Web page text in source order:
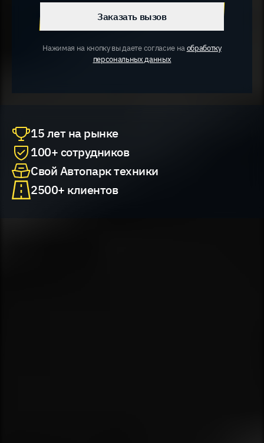
Заказать вызов
Нажимая на кнопку вы даете согласие наобработку
персональных данных
15 лет на рынке
100+ сотрудников
Свой Автопарк техники
2500+ клиентов